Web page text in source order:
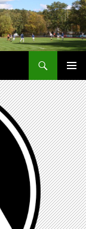
MENÜ